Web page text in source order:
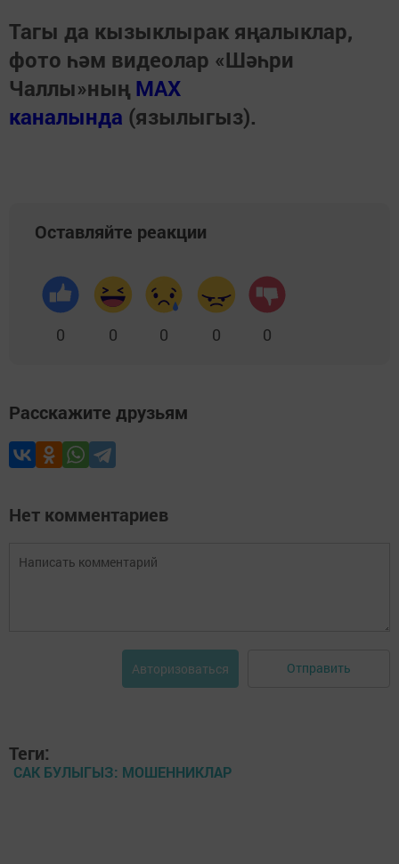
Тагы да кызыклырак яңалыклар,
фото һәм видеолар «Шәһри
Чаллы»ның MAX
каналында (язылыгыз).
Оставляйте реакции
0 0 0 0 0
Расскажите друзьям
Нет комментариев
Авторизоваться Отправить
Теги:
САК БУЛЫГЫЗ: МОШЕННИКЛАР